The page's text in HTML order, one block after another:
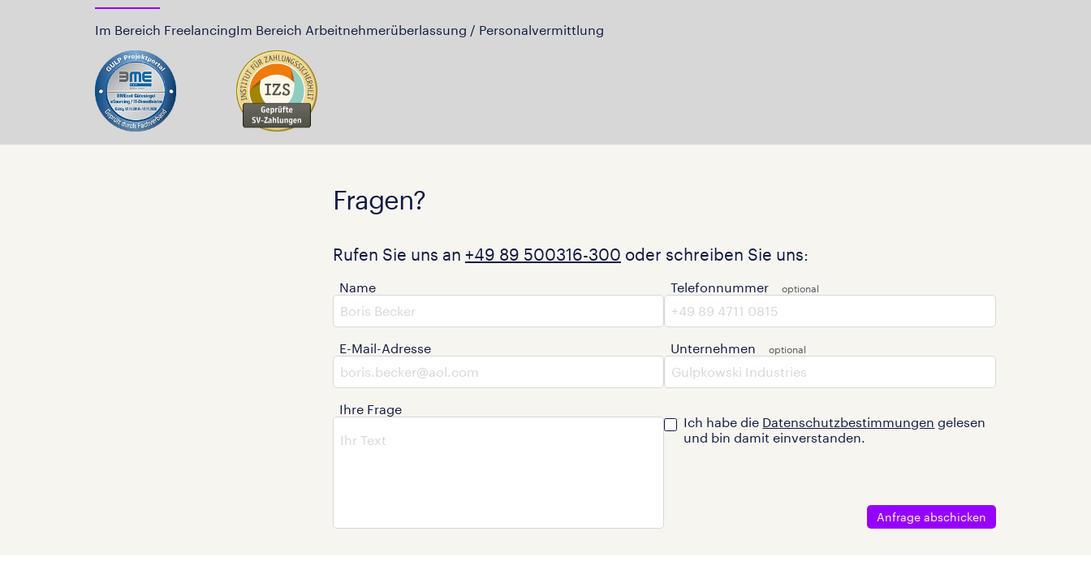
Im Bereich FreelancingIm Bereich Arbeitnehmerüberlassung / Personalvermittlung
Fragen?
Rufen Sie uns an +49 89 500316-300 oder schreiben Sie uns:
Name
E-Mail-Adresse
Ihre Frage
Telefonnummer
Unternehmen
Ich habe die Datenschutzbestimmungen gelesen
und bin damit einverstanden.
Anfrage abschicken